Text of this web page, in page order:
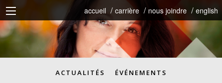
accueil carrière nous joindre english
ACTUALITÉS ÉVÉNEMENTS